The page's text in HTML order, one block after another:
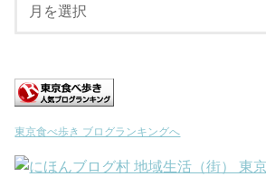
東京食べ歩き ブログランキングへ